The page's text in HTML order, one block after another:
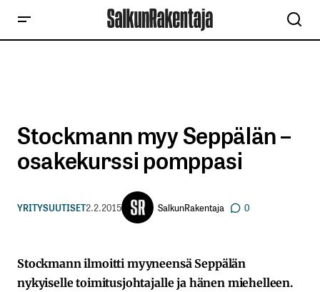
Stockmann myy Seppälän –
osakekurssi pomppasi
YRITYSUUTISET2.2.2015 SalkunRakentaja 0
Stockmann ilmoitti myyneensä Seppälän
nykyiselle toimitusjohtajalle ja hänen miehelleen.